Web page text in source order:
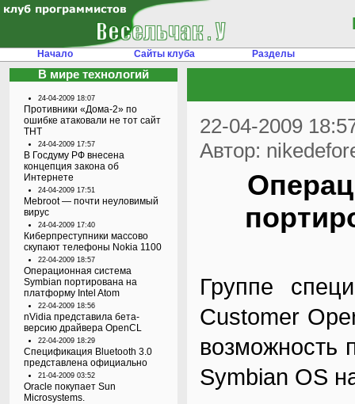
Начало Сайты клуба Разделы
В мире технологий
24-04-2009 18:07
Противники «Дома-2» по
ошибке атаковали не тот сайт
ТНТ
24-04-2009 17:57
В Госдуму РФ внесена
концепция закона об
Интернете
24-04-2009 17:51
Mebroot — почти неуловимый
вирус
24-04-2009 17:40
Киберпреступники массово
скупают телефоны Nokia 1100
22-04-2009 18:57
Операционная система
Symbian портирована на
платформу Intel Atom
22-04-2009 18:56
nVidia представила бета-
версию драйвера OpenCL
22-04-2009 18:29
Спецификация Bluetooth 3.0
представлена официально
21-04-2009 03:52
Oracle покупает Sun
Microsystems.
22-04-2009
Автор:
Группе
Customer
возможность
Symbian OS